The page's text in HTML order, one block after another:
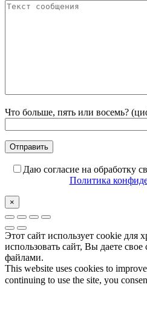
Что больше, пять или восемь?
Даю согласие на обработку
Политика
×
Этот сайт использует cookie для
использовать сайт, Вы даете свое
файлами.
This website uses cookies to
continuing to use the site, you